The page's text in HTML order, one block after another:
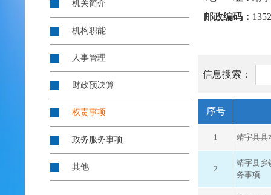
邮政编码：
信息搜索：
序号
1 靖宇县县
2
靖宇县乡
务事项
机关简介
机构职能
人事管理
财政预决算
权责事项
政务服务事项
其他